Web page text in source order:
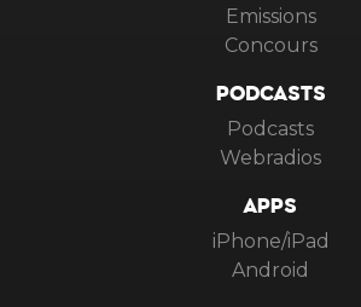
Emissions
Concours
PODCASTS
Podcasts
Webradios
APPS
iPhone/iPad
Android